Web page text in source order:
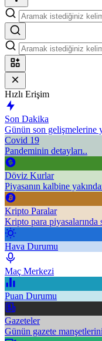
Hızlı Erişim
Son Dakika
Günün son gelişmelerine
Covid 19
Pandeminin detayları..
Döviz Kurlar
Piyasanın kalbine
Kripto Paralar
Kripto para piyasalarında
Hava Durumu
Maç Merkezi
Puan Durumu
Gazeteler
Günün gazete